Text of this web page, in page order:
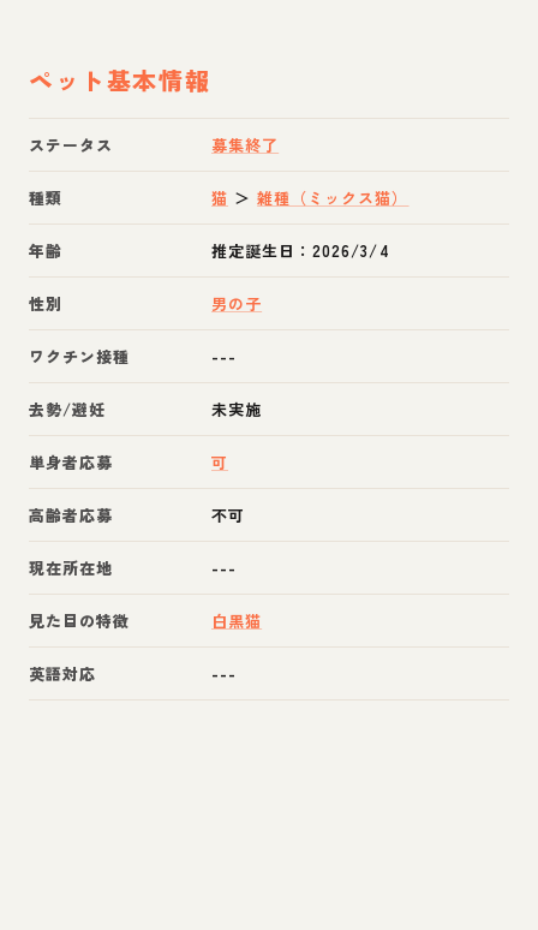
ペット基本情報
ステータス 募集終了
種類 猫 ＞雑種（ミックス猫）
年齢 推定誕生日：2026/3/4
性別 男の子
ワクチン接種 ---
去勢/避妊 未実施
単身者応募 可
高齢者応募 不可
現在所在地 ---
見た目の特徴 白黒猫
英語対応 ---